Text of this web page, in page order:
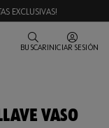
EXCLUSIVAS!
BUSCAR INICIAR SESIÓN
VASO